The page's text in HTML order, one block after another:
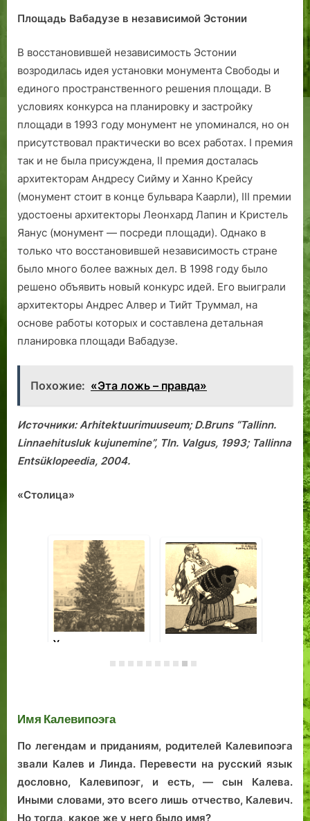
Площадь Вабадузе в независимой Эстонии
В восстановившей независимость Эстонии
возродилась идея установки монумента Свободы и
единого пространственного решения площади. В
условиях конкурса на планировку и застройку
площади в 1993 году монумент не упоминался, но он
присутствовал практически во всех работах. I премия
так и не была присуждена, II премия досталась
архитекторам Андресу Сийму и Ханно Крейсу
(монумент стоит в конце бульвара Каарли), III премии
удостоены архитекторы Леонхард Лапин и Кристель
Яанус (монумент — посреди площади). Однако в
только что восстановившей независимость стране
было много более важных дел. В 1998 году было
решено объявить новый конкурс идей. Его выиграли
архитекторы Андрес Алвер и Тийт Труммал, на
основе работы которых и составлена детальная
планировка площади Вабадузе.
Похожие: «Эта ложь – правда»
Источники: Arhitektuuri­muuseum; D.Bruns “Tallinn.
Linnaehitusluk kujunemine”, Tln. Valgus, 1993; Tallinna
Entsüklopeedia, 2004.
«Столица»
Дом, пансион и
На Комендантской
дороге
Имя Калевипоэга
По легендам и приданиям, родителей Калевипоэга
звали Калев и Линда. Перевести на русский язык
дословно, Калевипоэг, и есть, — сын Калева.
Иными словами, это всего лишь отчество, Калевич.
Но тогда, какое же у него было имя?